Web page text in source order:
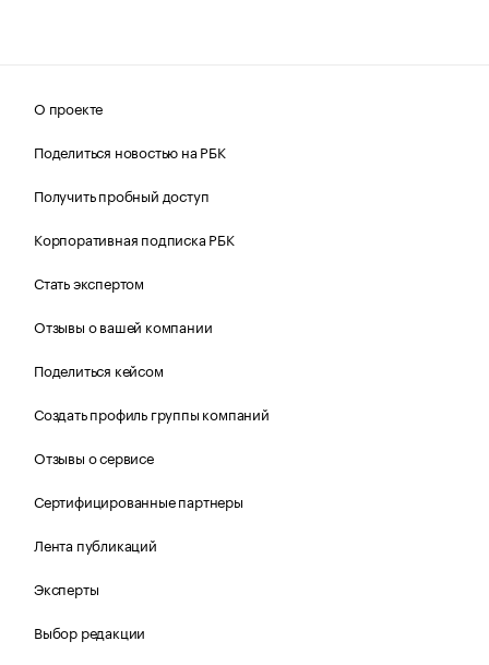
О проекте
Поделиться новостью на РБК
Получить пробный доступ
Корпоративная подписка РБК
Стать экспертом
Отзывы о вашей компании
Поделиться кейсом
Создать профиль группы компаний
Отзывы о сервисе
Сертифицированные партнеры
Лента публикаций
Эксперты
Выбор редакции